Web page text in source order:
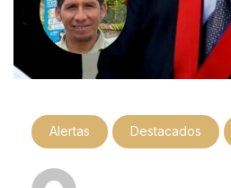
Alertas Destacados